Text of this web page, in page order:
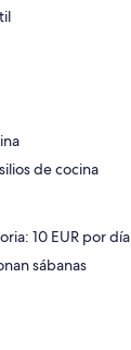
de cocina
10 EUR por día
sábanas